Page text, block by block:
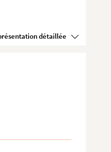
Voir la présentation détaillée